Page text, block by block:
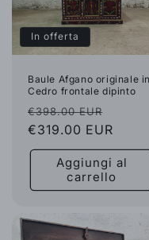
In offerta
Baule Afgano originale in
Cedro frontale dipinto
Prezzo
di
listino
€398.00 EUR
€319.00 EUR
Aggiungi al
carrello